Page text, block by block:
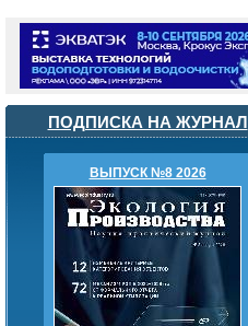
ПОДПИСКА НА ЖУРНАЛ
ВЫПУСК №8 2026